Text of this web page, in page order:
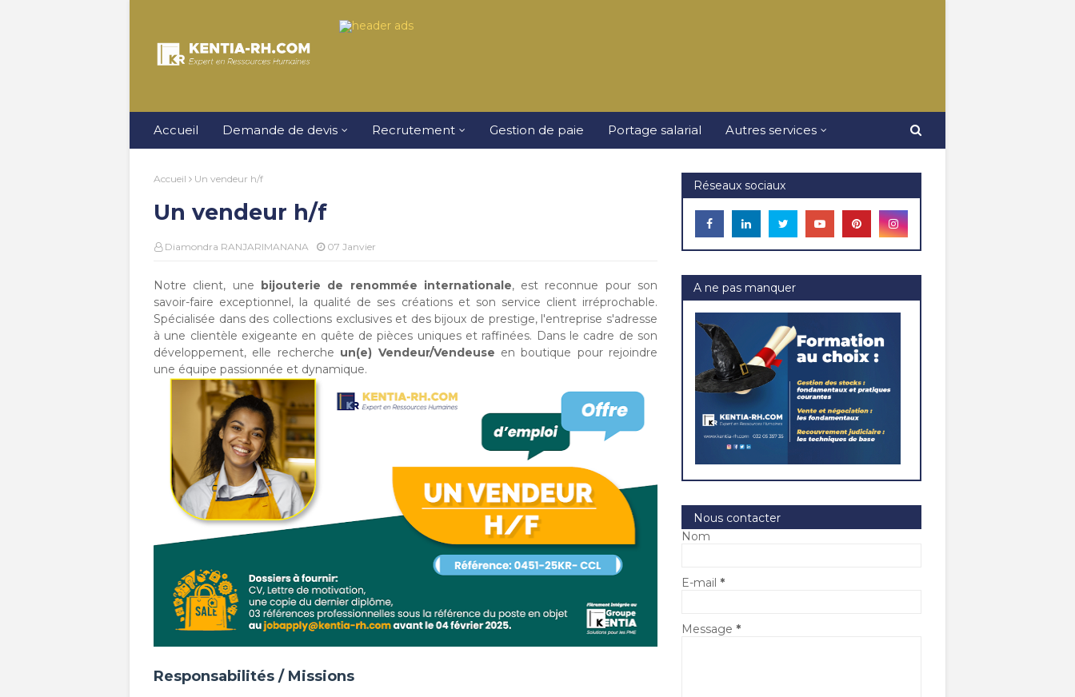
Accueil Demande de devis Recrutement Gestion de paie Portage salarial Autres services
Accueil Un vendeur h/f
Un vendeur h/f
Diamondra RANJARIMANANA 07 Janvier
Notre client, une bijouterie de renommée internationale, est reconnue pour son
savoir-faire exceptionnel, la qualité de ses créations et son service client irréprochable.
Spécialisée dans des collections exclusives et des bijoux de prestige, l'entreprise s'adresse
à une clientèle exigeante en quête de pièces uniques et raffinées. Dans le cadre de son
développement, elle recherche un(e) Vendeur/Vendeuse en boutique pour rejoindre
une équipe passionnée et dynamique.
Responsabilités / Missions
Réseaux sociaux
A ne pas manquer
Nous contacter
Nom
E-mail *
Message *